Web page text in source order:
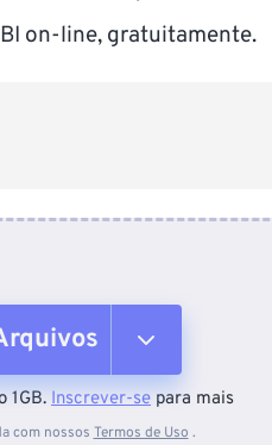
on-line, gratuitamente.
1GB. Inscrever-se para mais
com nossos Termos de Uso .